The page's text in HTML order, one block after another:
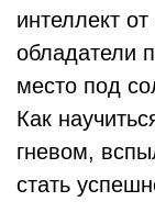
интеллект
обладатели
место под
Как
гневом,
стать